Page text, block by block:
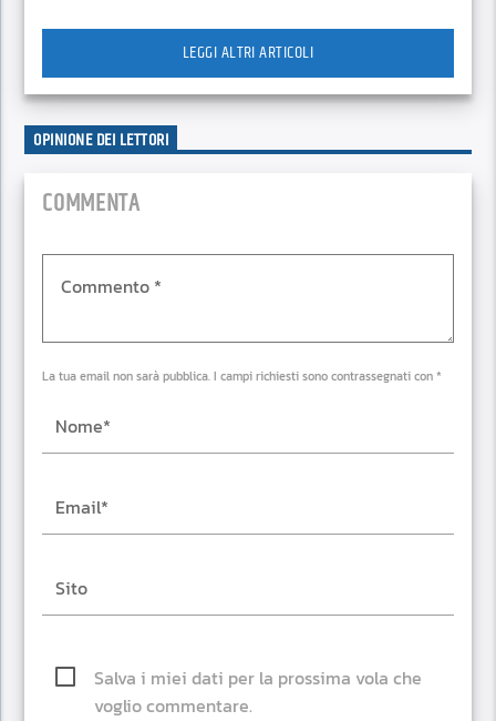
LEGGI ALTRI ARTICOLI
OPINIONE DEI LETTORI
COMMENTA
La tua email non sarà pubblica. I campi richiesti sono contrassegnati con *
Salva i miei dati per la prossima vola che
voglio commentare.